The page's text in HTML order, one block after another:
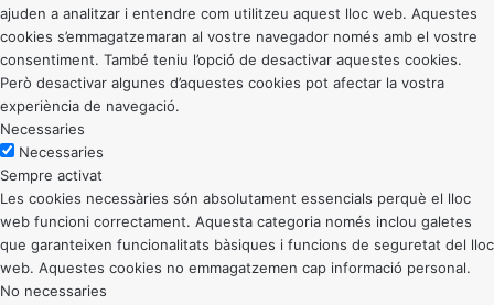
ajuden a analitzar i entendre com utilitzeu aquest lloc web. Aquestes
cookies s’emmagatzemaran al vostre navegador només amb el vostre
consentiment. També teniu l’opció de desactivar aquestes cookies.
Però desactivar algunes d’aquestes cookies pot afectar la vostra
experiència de navegació.
Necessaries
Necessaries
Sempre activat
Les cookies necessàries són absolutament essencials perquè el lloc
web funcioni correctament. Aquesta categoria només inclou galetes
que garanteixen funcionalitats bàsiques i funcions de seguretat del lloc
web. Aquestes cookies no emmagatzemen cap informació personal.
No necessaries